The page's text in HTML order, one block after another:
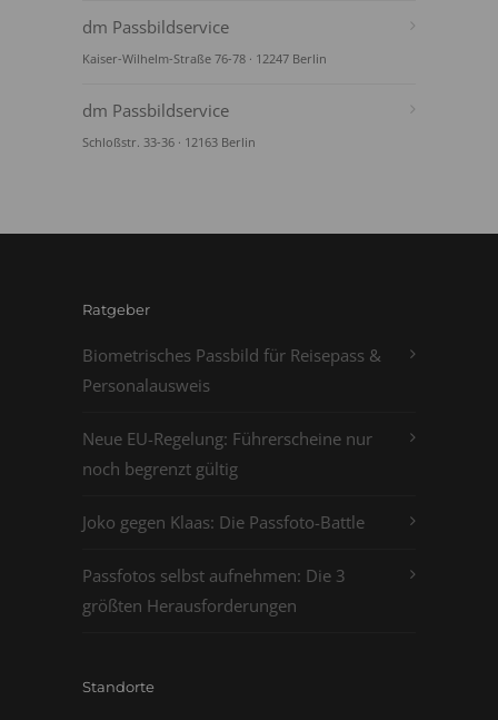
dm Passbildservice
Kaiser-Wilhelm-Straße 76-78 · 12247 Berlin
dm Passbildservice
Schloßstr. 33-36 · 12163 Berlin
Ratgeber
Biometrisches Passbild für Reisepass &
Personalausweis
Neue EU-Regelung: Führerscheine nur
noch begrenzt gültig
Joko gegen Klaas: Die Passfoto-Battle
Passfotos selbst aufnehmen: Die 3
größten Herausforderungen
Standorte